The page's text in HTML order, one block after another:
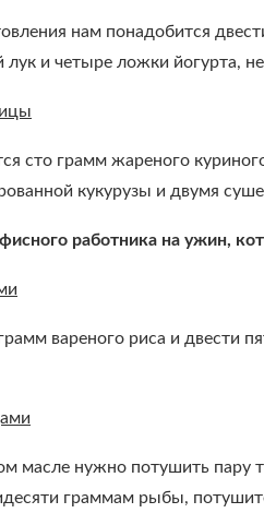
нам понадобится
лук и четыре ложки йогурта,
сто грамм жареного
кукурузы и двумя
работника на ужин,
вареного риса и двести
масле нужно потушить пару
граммам рыбы,